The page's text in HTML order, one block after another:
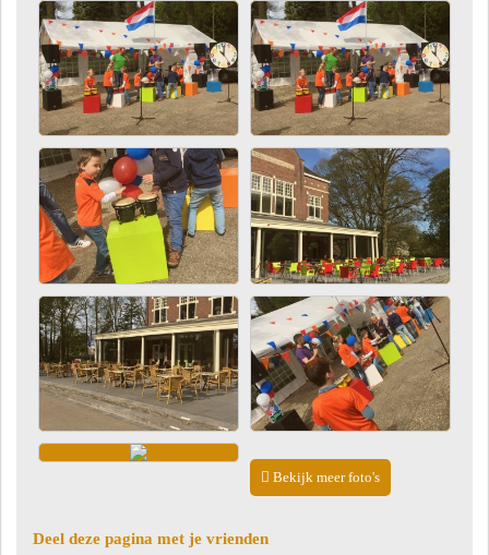
Bekijk meer foto's
Deel deze pagina met je vrienden